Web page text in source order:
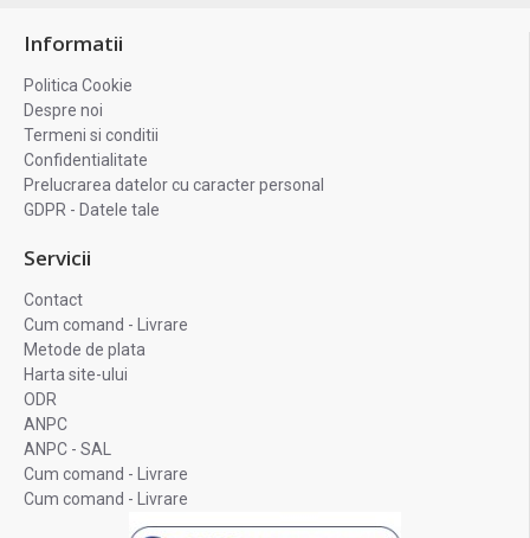
Informatii
Politica Cookie
Despre noi
Termeni si conditii
Confidentialitate
Prelucrarea datelor cu caracter personal
GDPR - Datele tale
Servicii
Contact
Cum comand - Livrare
Metode de plata
Harta site-ului
ODR
ANPC
ANPC - SAL
Cum comand - Livrare
Cum comand - Livrare